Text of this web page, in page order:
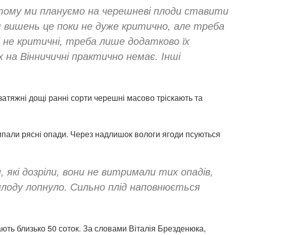
ми плануємо на черешневі плоди ставити
вишень це поки не дуже критично, але треба
критичні, треба лише додатково їх
Вінничичні практично немає. Інші
дощі ранні сорти черешні масово тріскають та
рясні опади. Через надлишок вологи ягоди псуються
дозріли, вони не витримали тих опадів,
лопнуло. Сильно плід наповнюється
близько 50 соток. За словами Віталія Брезденюка,